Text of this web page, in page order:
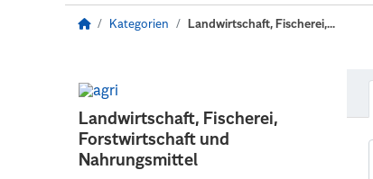
Kategorien Landwirtschaft, Fischerei,...
Landwirtschaft, Fischerei,
Forstwirtschaft und
Nahrungsmittel